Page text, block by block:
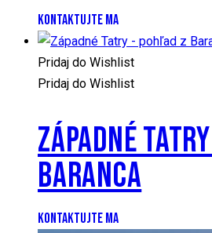
KONTAKTUJTE MA
Pridaj do Wishlist
Pridaj do Wishlist
ZÁPADNÉ
BARANCA
KONTAKTUJTE MA